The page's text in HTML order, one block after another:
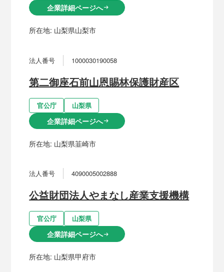
企業詳細ページへarrow_right_alt
所在地: 山梨県山梨市
法人番号 1000030190058
第二御座石前山恩賜林保護財産区
官公庁 山梨県
企業詳細ページへarrow_right_alt
所在地: 山梨県韮崎市
法人番号 4090005002888
公益財団法人やまなし産業支援機構
官公庁 山梨県
企業詳細ページへarrow_right_alt
所在地: 山梨県甲府市